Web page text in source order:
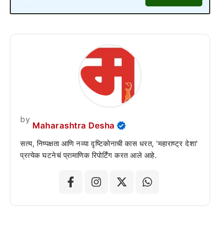
by
Maharashtra Desha
सत्य, निष्पक्षता आणि नव्या दृष्टिकोनाची कास धरत, 'महाराष्ट्र देशा'
प्रत्येक घटनेचं प्रामाणिक रिपोर्टिंग करत आले आहे.